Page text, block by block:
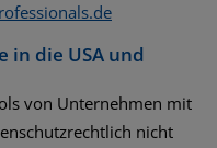
in die USA und
von Unternehmen mit
nicht